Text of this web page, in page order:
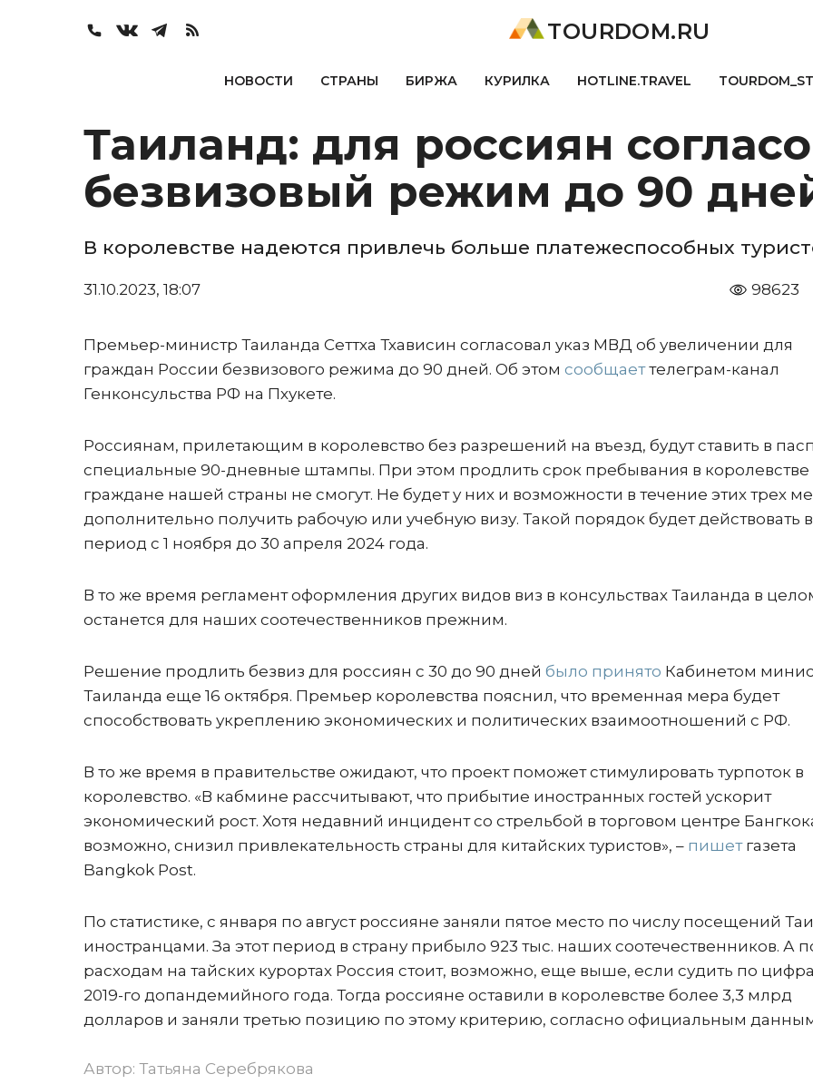
TOURDOM.RU
НОВОСТИ СТРАНЫ БИРЖА КУРИЛКА HOTLINE.TRAVEL
Таиланд: для россиян
безвизовый режим до 90
В королевстве надеются привлечь больше платежеспособных
31.10.2023, 18:07 98623
Премьер-министр Таиланда Сеттха Тхависин согласовал указ МВД об увеличении для
граждан России безвизового режима до 90 дней. Об этом сообщаеттелеграм-канал
Генконсульства РФ на Пхукете.
Россиянам, прилетающим в королевство без разрешений на въезд, будут ставить в
специальные 90-дневные штампы. При этом продлить срок пребывания в королевстве
граждане нашей страны не смогут. Не будет у них и возможности в течение этих трех
дополнительно получить рабочую или учебную визу. Такой порядок будет действовать в
период с 1 ноября до 30 апреля 2024 года.
В то же время регламент оформления других видов виз в консульствах Таиланда в
останется для наших соотечественников прежним.
Решение продлить безвиз для россиян с 30 до 90 дней было принято Кабинетом
Таиланда еще 16 октября. Премьер королевства пояснил, что временная мера будет
способствовать укреплению экономических и политических взаимоотношений с РФ.
В то же время в правительстве ожидают, что проект поможет стимулировать турпоток в
королевство. «В кабмине рассчитывают, что прибытие иностранных гостей ускорит
экономический рост. Хотя недавний инцидент со стрельбой в торговом центре
возможно, снизил привлекательность страны для китайских туристов», – пишетгазета
Bangkok Post.
По статистике, с января по август россияне заняли пятое место по числу посещений
иностранцами. За этот период в страну прибыло 923 тыс. наших соотечественников. А
расходам на тайских курортах Россия стоит, возможно, еще выше, если судить по
2019-го допандемийного года. Тогда россияне оставили в королевстве более 3,3 млрд
долларов и заняли третью позицию по этому критерию, согласно официальным
Автор: Татьяна Серебрякова